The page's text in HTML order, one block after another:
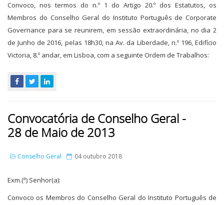
Convoco, nos termos do n.º 1 do Artigo 20.º dos Estatutos, os
Membros do Conselho Geral do Instituto Português de Corporate
Governance para se reunirem, em sessão extraordinária, no dia 2
de Junho de 2016, pelas 18h30, na Av. da Liberdade, n.º 196, Edifício
Victoria, 8.º andar, em Lisboa, com a seguinte Ordem de Trabalhos:
Convocatória de Conselho Geral -
28 de Maio de 2013
Conselho Geral 04 outubro 2018
Exm.(ª) Senhor(a):
Convoco os Membros do Conselho Geral do Instituto Português de